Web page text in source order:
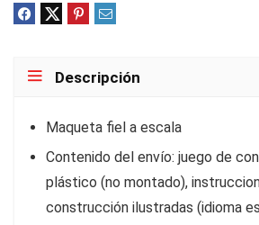
Descripción
Maqueta fiel a escala
Contenido del envío: juego de
plástico (no montado),
construcción ilustradas (idioma